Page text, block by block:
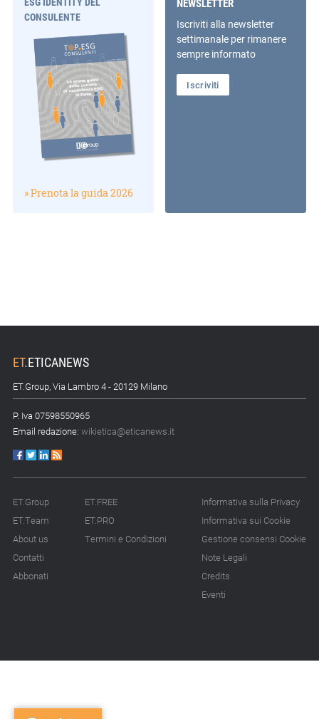
CONSULENTE
» Prenota la guida 2026
Iscriviti alla newsletter
settimanale per rimanere
sempre informato
Iscriviti
ET.ETICANEWS
ET.Group, Via Lambro 4 - 20129 Milano
P. Iva 07598550965
Email redazione: wikietica@eticanews.it
ET.Group
ET.Team
About us
Contatti
Abbonati
ET.FREE
ET.PRO
Termini e Condizioni
Informativa sulla Privacy
Informativa sui Cookie
Gestione consensi Cookie
Note Legali
Credits
Eventi